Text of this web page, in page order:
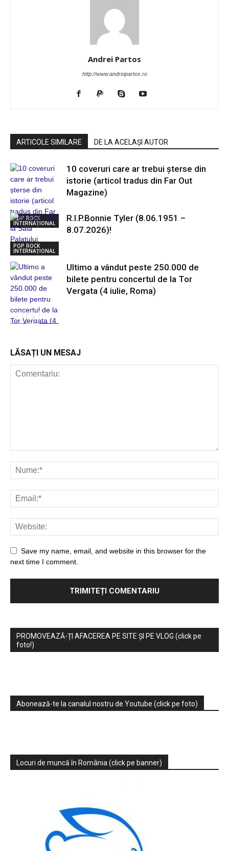
Andrei Partos
http://www.andreipartos.ro
ARTICOLE SIMILARE DE LA ACELAȘI AUTOR
POP ROCK
INTERNAȚIONAL
10 coveruri care ar trebui șterse din
istorie (articol tradus din Far Out
Magazine)
POP ROCK
INTERNAȚIONAL
R.I.P.Bonnie Tyler (8.06.1951 –
8.07.2026)!
Ultimo a vândut peste 250.000 de
bilete pentru concertul de la Tor
Vergata (4 iulie, Roma)
LĂSAȚI UN MESAJ
Save my name, email, and website in this browser for the
next time I comment.
PROMOVEAZĂ-ȚI AFACEREA PE SITE ȘI PE VLOG (click pe
foto!)
Abonează-te la canalul nostru de Youtube (click pe foto)
Locuri de muncă în România (click pe banner)